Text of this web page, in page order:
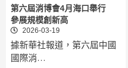
第六屆消博會4月海口舉行
參展規模創新高
2026-03-19
據新華社報道，第六屆中國
國際消…